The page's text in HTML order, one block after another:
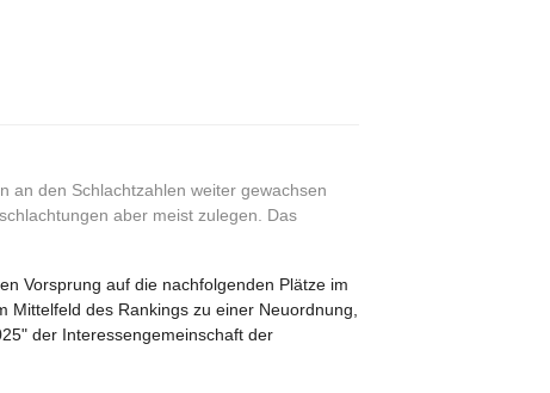
an den Schlachtzahlen weiter gewachsen
aber meist zulegen. Das
Vorsprung auf die nachfolgenden Plätze im
des Rankings zu einer Neuordnung,
der Interessengemeinschaft der